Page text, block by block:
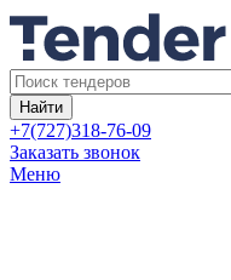
Найти
+7(727)318-76-09
Заказать звонок
Меню